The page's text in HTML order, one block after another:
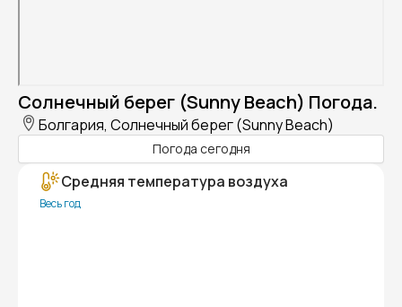
Солнечный берег (Sunny Beach) Погода.
Болгария, Солнечный берег (Sunny Beach)
Погода сегодня
Средняя температура воздуха
Весь год